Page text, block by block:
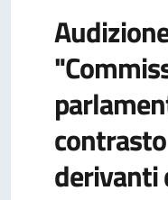
derivanti